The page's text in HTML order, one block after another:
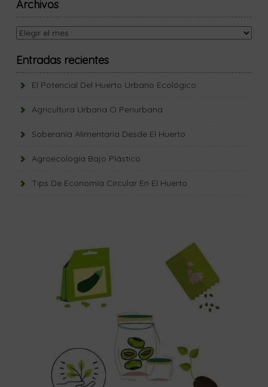
Archivos
Archivos
Entradas recientes
El Potencial Del Huerto Urbano Ecológico
Agricultura Urbana O Periurbana
Soberanía Alimentaria Desde El Huerto
Agroecología Bajo Plástico
Tips De Economía Circular En El Huerto